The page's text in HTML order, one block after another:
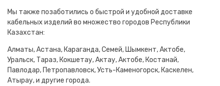
Мы также позаботились о быстрой и удобной доставке
кабельных изделий во множество городов Республики
Казахстан:
Алматы, Астана, Караганда, Семей, Шымкент, Актобе,
Уральск, Тараз, Кокшетау, Актау, Актобе, Костанай,
Павлодар, Петропавловск, Усть-Каменогорск, Каскелен,
Атырау, и другие города.